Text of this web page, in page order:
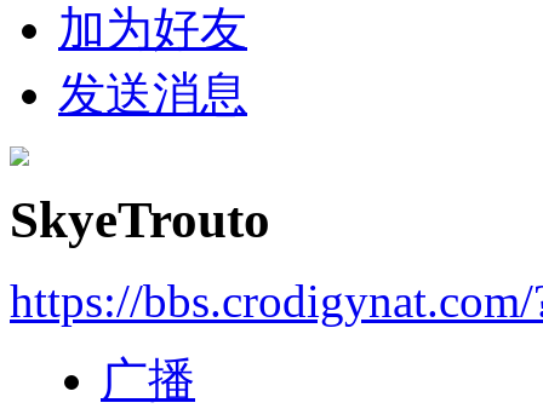
加为好友
发送消息
SkyeTrouto
https://bbs.crodigynat.com/
广播